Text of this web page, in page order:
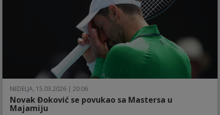
NEDELJA, 15.03.2026 | 20:06
Novak Đoković se povukao sa Mastersa u
Majamiju